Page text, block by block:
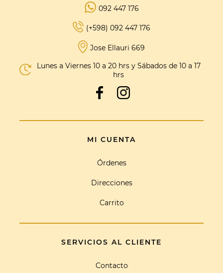
092 447 176
(+598) 092 447 176
Jose Ellauri 669
Lunes a Viernes 10 a 20 hrs y Sábados de 10 a 17
hrs
MI CUENTA
Órdenes
Direcciones
Carrito
SERVICIOS AL CLIENTE
Contacto